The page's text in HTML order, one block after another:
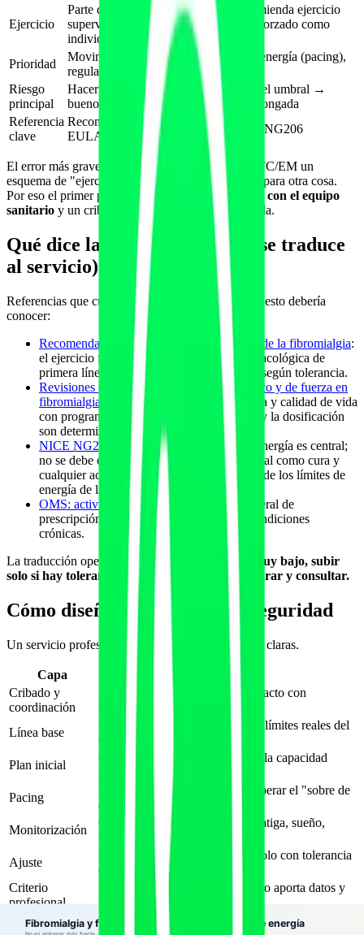
Ejercicio
Parte del tratamiento,
supervisado e
individualizado
No se recomienda ejercicio
progresivo forzado como
terapia
Prioridad
Movimiento gradual +
regulación del dolor
Gestión de energía (pacing),
evitar PEM
Riesgo
principal
Hacer de más en días
buenos → brote
Sobrepasar el umbral →
recaída prolongada
Referencia
clave
Recomendaciones
EULAR
Guía NICE NG206
El error más grave es aplicar a una persona con SFC/EM un
esquema de "ejercicio gradual creciente" pensado para otra cosa.
Por eso el primer paso siempre es la
coordinación con el equipo
sanitario y un cribado serio antes de proponer nada.
Qué dice la evidencia (y cómo se traduce
al servicio)
Referencias que cualquier profesional que ofrezca esto debería
conocer:
Recomendaciones EULAR para el manejo de la fibromialgia:
el ejercicio físico es la intervención no farmacológica de
primera línea, individualizado y progresivo según tolerancia.
Revisiones Cochrane sobre ejercicio aeróbico y de fuerza en
fibromialgia
: mejoras en dolor, función física y calidad de vida
con programas supervisados; la adherencia y la dosificación
son determinantes.
NICE NG206 (ME/CFS)
: la gestión de la energía es central;
no se debe ofrecer terapia de ejercicio gradual como cura y
cualquier actividad debe mantenerse dentro de los límites de
energía de la persona.
OMS: actividad física
y ACSM
: marco general de
prescripción adaptada a poblaciones con condiciones
crónicas.
La traducción operativa, en una frase:
empezar muy bajo, subir
solo si hay tolerancia sostenida y, ante duda, parar y consultar.
Cómo diseñar el servicio con seguridad
Un servicio profesional para este perfil tiene capas claras.
Capa
Qué incluye
Cribado y
coordinación
Anamnesis, banderas rojas, contacto con
médico/fisio, consentimiento
Línea base
Síntomas, sueño, energía, dolor, límites reales del
día a día
Plan inicial
Carga claramente por debajo de la capacidad
percibida
Pacing
Reparto de actividad para no superar el "sobre de
energía"
Monitorización
Check-ins frecuentes de dolor, fatiga, sueño,
brotes
Ajuste
Bajar carga ante señales; subir solo con tolerancia
estable
Criterio
profesional
El coach o fisio decide; la IA solo aporta datos y
borradores
Principios prácticos que marcan la diferencia: